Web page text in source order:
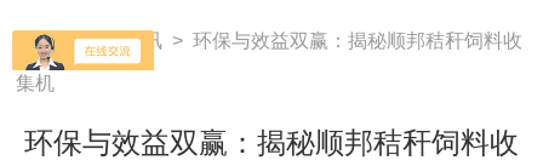
首页 >新闻资讯 > 环保与效益双赢：揭秘顺邦秸秆饲料收
集机
环保与效益双赢：揭秘顺邦秸秆饲料收